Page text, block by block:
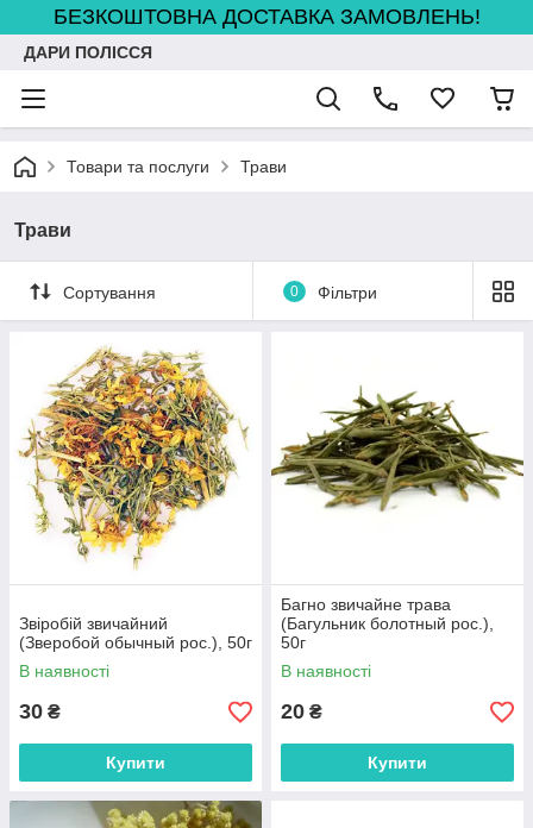
БЕЗКОШТОВНА ДОСТАВКА ЗАМОВЛЕНЬ!
ДАРИ ПОЛІССЯ
Товари та послуги Трави
Трави
Сортування 0 Фільтри
Звіробій звичайний
(Зверобой обычный рос.), 50г
В наявності
30 ₴
Купити
Багно звичайне трава
(Багульник болотный рос.),
50г
В наявності
20 ₴
Купити